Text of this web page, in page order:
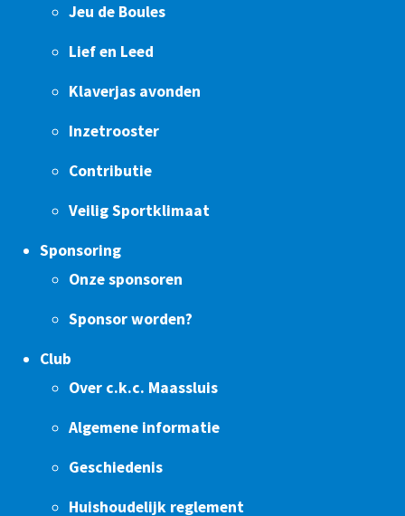
Jeu de Boules
Lief en Leed
Klaverjas avonden
Inzetrooster
Contributie
Veilig Sportklimaat
Sponsoring
Onze sponsoren
Sponsor worden?
Club
Over c.k.c. Maassluis
Algemene informatie
Geschiedenis
Huishoudelijk reglement